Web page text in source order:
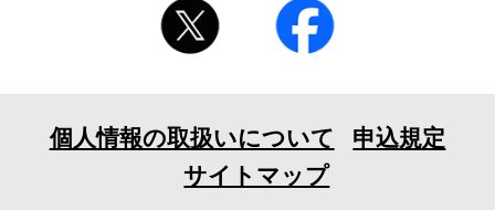
個人情報の取扱いについて
申込規定
サイトマップ